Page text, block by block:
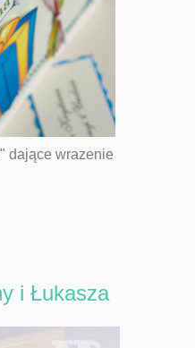
dające wrazenie
i Łukasza